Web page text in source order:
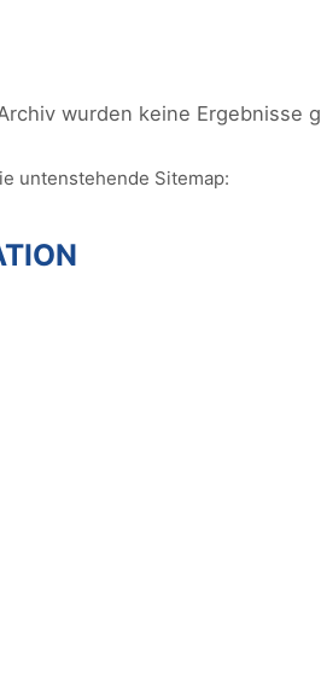
wurden keine Ergebnisse
untenstehende Sitemap: